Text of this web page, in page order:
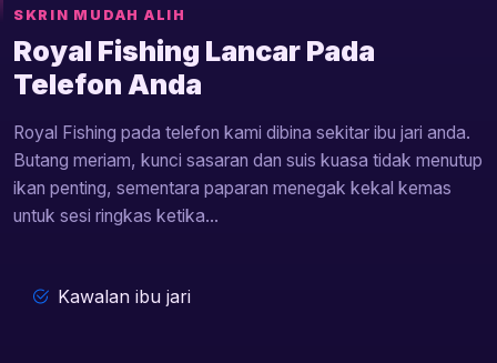
SKRIN MUDAH ALIH
Royal Fishing Lancar Pada
Telefon Anda
Royal Fishing pada telefon kami dibina sekitar ibu jari anda.
Butang meriam, kunci sasaran dan suis kuasa tidak menutup
ikan penting, sementara paparan menegak kekal kemas
untuk sesi ringkas ketika...
Kawalan ibu jari